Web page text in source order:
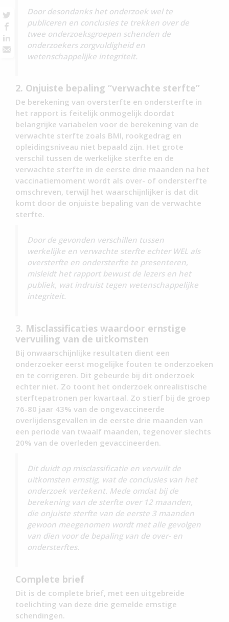
Door desondanks het onderzoek wel te
publiceren en conclusies te trekken over de
twee onderzoeksgroepen schenden de
onderzoekers zorgvuldigheid en
wetenschappelijke integriteit.
2. Onjuiste bepaling “verwachte sterfte”
De berekening van oversterfte en ondersterfte in
het rapport is feitelijk onmogelijk doordat
belangrijke variabelen voor de berekening van de
verwachte sterfte zoals BMI, rookgedrag en
opleidingsniveau niet bepaald zijn. Het grote
verschil tussen de werkelijke sterfte en de
verwachte sterfte in de eerste drie maanden na het
vaccinatiemoment wordt als over- of ondersterfte
omschreven, terwijl het waarschijnlijker is dat dit
komt door de onjuiste bepaling van de verwachte
sterfte.
Door de gevonden verschillen tussen
werkelijke en verwachte sterfte echter WEL als
oversterfte en ondersterfte te presenteren,
misleidt het rapport bewust de lezers en het
publiek, wat indruist tegen wetenschappelijke
integriteit.
3. Misclassificaties waardoor ernstige
vervuiling van de uitkomsten
Bij onwaarschijnlijke resultaten dient een
onderzoeker eerst mogelijke fouten te onderzoeken
en te corrigeren. Dit gebeurde bij dit onderzoek
echter niet. Zo toont het onderzoek onrealistische
sterftepatronen per kwartaal. Zo stierf bij de groep
76-80 jaar 43% van de ongevaccineerde
overlijdensgevallen in de eerste drie maanden van
een periode van twaalf maanden, tegenover slechts
20% van de overleden gevaccineerden.
Dit duidt op misclassificatie en vervuilt de
uitkomsten ernstig, wat de conclusies van het
onderzoek vertekent. Mede omdat bij de
berekening van de sterfte over 12 maanden,
die onjuiste sterfte van de eerste 3 maanden
gewoon meegenomen wordt met alle gevolgen
van dien voor de bepaling van de over- en
ondersterftes.
Complete brief
Dit is de complete brief, met een uitgebreide
toelichting van deze drie gemelde ernstige
schendingen.